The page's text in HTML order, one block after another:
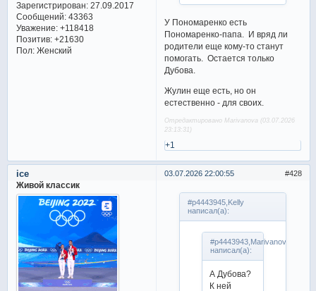
Зарегистрирован: 27.09.2017
Сообщений:43363
Уважение: +118418
Позитив: +21630
Пол:Женский
У Пономаренко есть
Пономаренко-папа. И вряд ли
родители еще кому-то станут
помогать. Остается только
Дубова.
Жулин еще есть, но он
естественно - для своих.
Отредактировано Marivanova (03.07.2026
23:13:31)
+1
428
03.07.2026 22:00:55
ice
Живой классик
#p4443945,Kelly
написал(а):
#p4443943,Marivanova
написал(а):
А Дубова?
К ней